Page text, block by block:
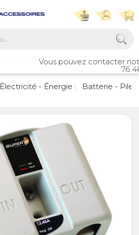
Vous pouvez contacter
76 46
Électricité - Énergie Batterie - Pile